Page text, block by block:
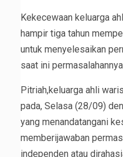
Kekecewaan keluarga
hampir tiga tahun
untuk menyelesaikan
saat ini
Pitriah,keluarga ahli
pada, Selasa (28/09)
yang menandatangani
memberijawaban
independen atau